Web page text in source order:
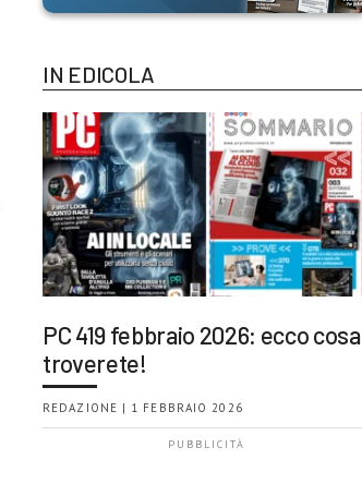
IN EDICOLA
PC 419 febbraio 2026: ecco cosa
troverete!
REDAZIONE | 1 FEBBRAIO 2026